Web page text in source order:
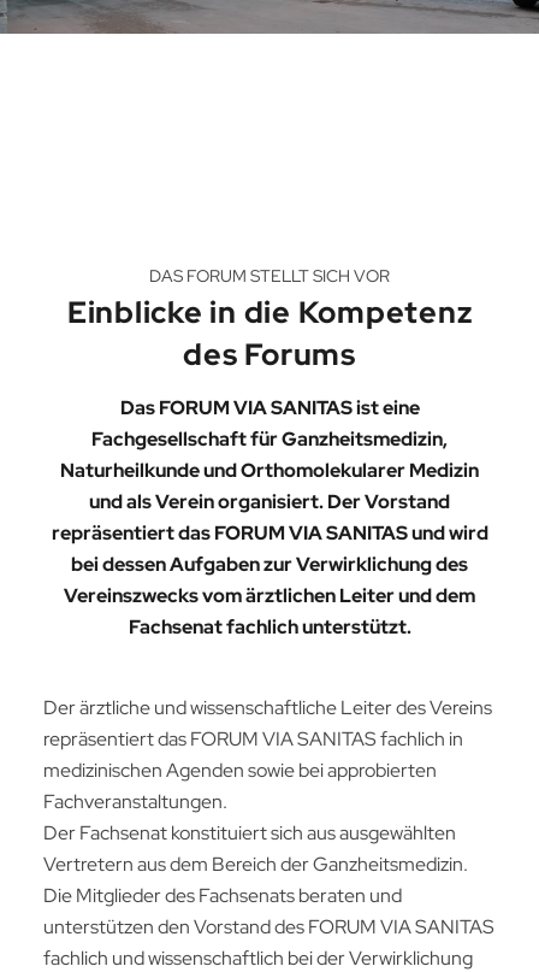
DAS FORUM STELLT SICH VOR
Einblicke in die Kompetenz
des Forums
Das FORUM VIA SANITAS ist eine
Fachgesellschaft für Ganzheitsmedizin,
Naturheilkunde und Orthomolekularer Medizin
und als Verein organisiert. Der Vorstand
repräsentiert das FORUM VIA SANITAS und wird
bei dessen Aufgaben zur Verwirklichung des
Vereinszwecks vom ärztlichen Leiter und dem
Fachsenat fachlich unterstützt.
Der ärztliche und wissenschaftliche Leiter des Vereins
repräsentiert das FORUM VIA SANITAS fachlich in
medizinischen Agenden sowie bei approbierten
Fachveranstaltungen.
Der Fachsenat konstituiert sich aus ausgewählten
Vertretern aus dem Bereich der Ganzheitsmedizin.
Die Mitglieder des Fachsenats beraten und
unterstützen den Vorstand des FORUM VIA SANITAS
fachlich und wissenschaftlich bei der Verwirklichung